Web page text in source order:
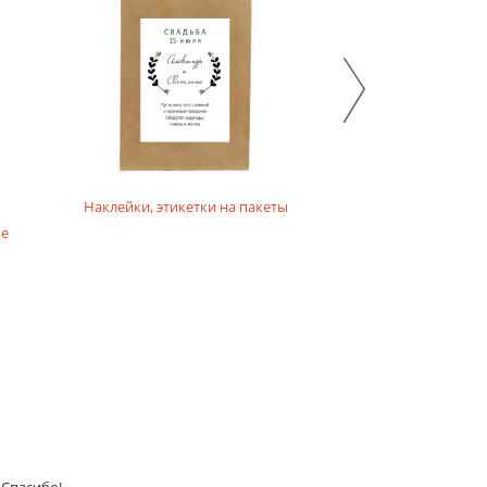
как на улице, так и в помещении.
формируется с помощью лазеров. Сухой
ухудшиться), которая защищает от внешних
Наклейки, этикетки на пакеты